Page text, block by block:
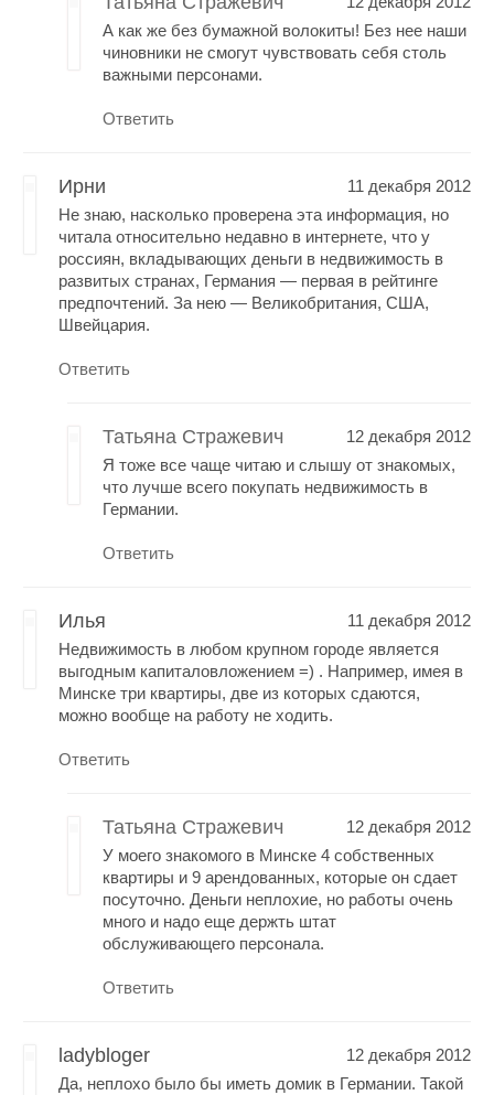
А как же без бумажной волокиты! Без нее наши
чиновники не смогут чувствовать себя столь
важными персонами.
Ответить
Ирни
11 декабря 2012
Не знаю, насколько проверена эта информация, но
читала относительно недавно в интернете, что у
россиян, вкладывающих деньги в недвижимость в
развитых странах, Германия — первая в рейтинге
предпочтений. За нею — Великобритания, США,
Швейцария.
Ответить
Татьяна Стражевич
12 декабря 2012
Я тоже все чаще читаю и слышу от знакомых,
что лучше всего покупать недвижимость в
Германии.
Ответить
Илья
11 декабря 2012
Недвижимость в любом крупном городе является
выгодным капиталовложением =) . Например, имея в
Минске три квартиры, две из которых сдаются,
можно вообще на работу не ходить.
Ответить
Татьяна Стражевич
12 декабря 2012
У моего знакомого в Минске 4 собственных
квартиры и 9 арендованных, которые он сдает
посуточно. Деньги неплохие, но работы очень
много и надо еще держть штат
обслуживающего персонала.
Ответить
ladybloger
12 декабря 2012
Да, неплохо было бы иметь домик в Германии. Такой